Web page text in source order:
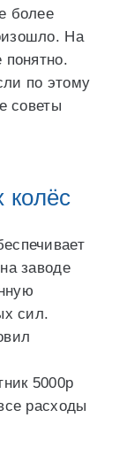
более
На
понятно.
по этому
советы
колёс
заводе
сил.
5000р
расходы